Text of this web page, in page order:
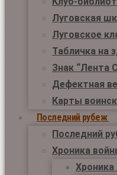
Луговская
Луговское
Табличка на
Знак “Лента
Дефектная
Карты
Последний рубеж
Последний
Хроника
Хроника